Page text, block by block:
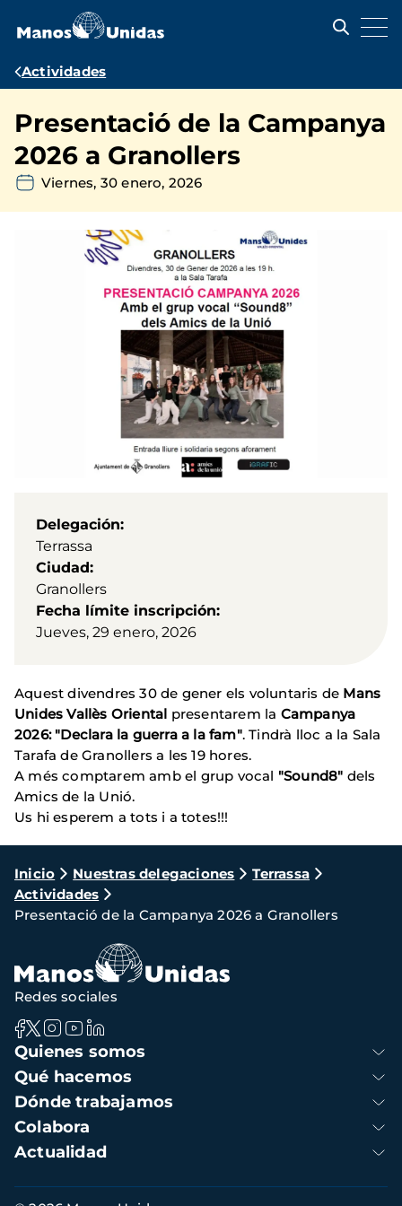
contenido
Ruta
navegación
Actividades
Presentació de la Campanya
2026 a Granollers
Viernes, 30 enero, 2026
Delegación
Terrassa
Ciudad
Granollers
Fecha límite inscripción
Jueves, 29 enero, 2026
Aquest divendres 30 de gener els voluntaris de Mans
Unides Vallès Oriental presentarem la Campanya
2026: "Declara la guerra a la fam". Tindrà lloc a la Sala
Tarafa de Granollers a les 19 hores.
A més comptarem amb el grup vocal "Sound8" dels
Amics de la Unió.
Us hi esperem a tots i a totes!!!
Ruta
de
navegación
Inicio Nuestras delegaciones
Terrassa
Actividades
Presentació de la Campanya 2026 a Granollers
Navegación
principal
Quienes somos
Qué hacemos
Dónde trabajamos
Colabora
Actualidad
Redes sociales